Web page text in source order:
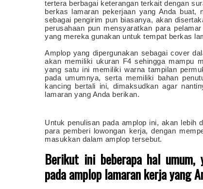
tertera berbagai keterangan terkait dengan
berkas lamaran pekerjaan yang Anda buat,
sebagai pengirim pun biasanya, akan
perusahaan pun mensyaratkan para
yang mereka gunakan untuk tempat berkas
Amplop yang dipergunakan sebagai cover
akan memiliki ukuran F4 sehingga mampu
yang satu ini memiliki warna tampilan
pada umumnya, serta memiliki bahan
kancing bertali ini, dimaksudkan agar
lamaran yang Anda berikan.
Untuk penulisan pada amplop ini, akan lebih
para pemberi lowongan kerja, dengan
masukkan dalam amplop tersebut.
Berikut ini beberapa hal
pada amplop lamaran kerja yang